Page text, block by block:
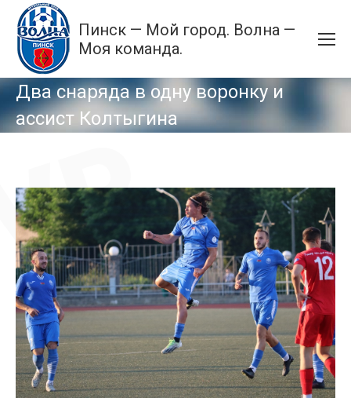
Пинск — Мой город. Волна —
Моя команда.
Два снаряда в одну воронку и
ассист Колтыгина